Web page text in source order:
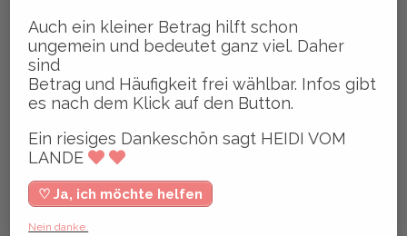
Auch ein kleiner Betrag hilft schon
ungemein und bedeutet ganz viel. Daher
sind
Betrag und Häufigkeit frei wählbar. Infos gibt
es nach dem Klick auf den Button.
Ein riesiges Dankeschön sagt HEIDI VOM
LANDE
♡ Ja, ich möchte helfen
Nein danke.